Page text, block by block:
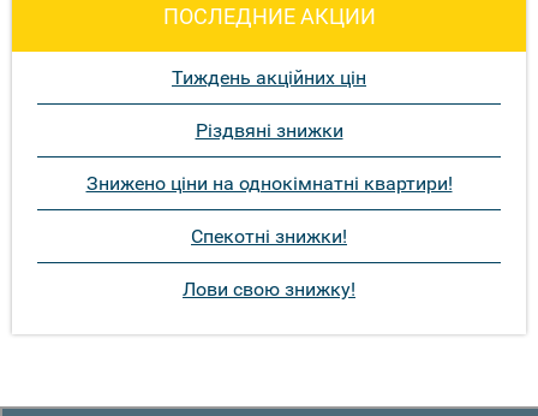
ПОСЛЕДНИЕ АКЦИИ
Тиждень акційних цін
Різдвяні знижки
Знижено ціни на однокімнатні квартири!
Спекотні знижки!
Лови свою знижку!